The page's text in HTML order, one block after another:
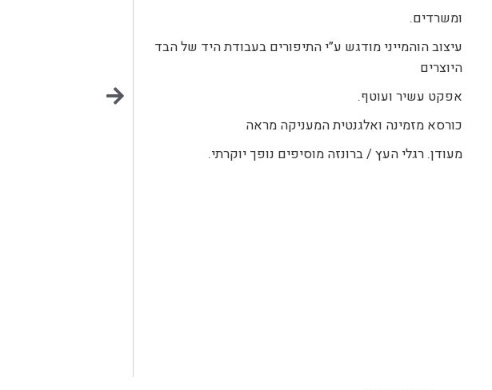
ומשרדים.
עיצוב הוהמייני מודגש ע”י התיפורים בעבודת היד של הבד
היוצרים
אפקט עשיר ועוטף.
כורסא מזמינה ואלגנטית המעניקה מראה
מעודן. רגלי העץ / ברונזה מוסיפים נופך יוקרתי.